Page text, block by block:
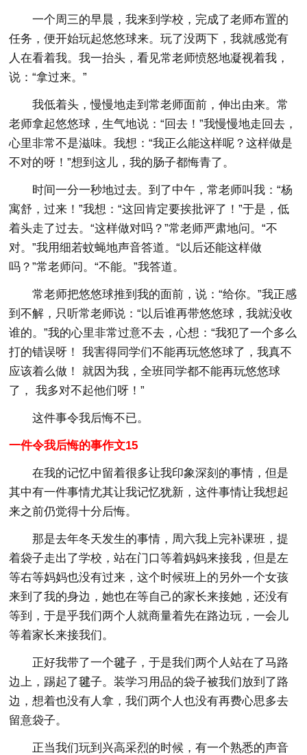
一个周三的早晨，我来到学校，完成了老师布置的
任务，便开始玩起悠悠球来。玩了没两下，我就感觉有
人在看着我。我一抬头，看见常老师愤怒地凝视着我，
说：“拿过来。”
我低着头，慢慢地走到常老师面前，伸出由来。常
老师拿起悠悠球，生气地说：“回去！”我慢慢地走回去，
心里非常不是滋味。我想：“我正么能这样呢？这样做是
不对的呀！”想到这儿，我的肠子都悔青了。
时间一分一秒地过去。到了中午，常老师叫我：“杨
寓舒，过来！”我想：“这回肯定要挨批评了！”于是，低
着头走了过去。“这样做对吗？”常老师严肃地问。“不
对。”我用细若蚊蝇地声音答道。“以后还能这样做
吗？”常老师问。“不能。”我答道。
常老师把悠悠球推到我的面前，说：“给你。”我正感
到不解，只听常老师说：“以后谁再带悠悠球，我就没收
谁的。”我的心里非常过意不去，心想：“我犯了一个多么
打的错误呀！ 我害得同学们不能再玩悠悠球了，我真不
应该着么做！ 就因为我，全班同学都不能再玩悠悠球
了， 我多对不起他们呀！”
这件事令我后悔不已。
一件令我后悔的事作文15
在我的记忆中留着很多让我印象深刻的事情，但是
其中有一件事情尤其让我记忆犹新，这件事情让我想起
来之前仍觉得十分后悔。
那是去年冬天发生的事情，周六我上完补课班，提
着袋子走出了学校，站在门口等着妈妈来接我，但是左
等右等妈妈也没有过来，这个时候班上的另外一个女孩
来到了我的身边，她也在等自己的家长来接她，还没有
等到，于是乎我们两个人就商量着先在路边玩，一会儿
等着家长来接我们。
正好我带了一个毽子，于是我们两个人站在了马路
边上，踢起了毽子。装学习用品的袋子被我们放到了路
边，想着也没有人拿，我们两个人也没有再费心思多去
留意袋子。
正当我们玩到兴高采烈的时候，有一个熟悉的声音